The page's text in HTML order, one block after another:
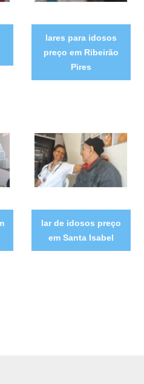
lares para idosos
preço em Ribeirão
Pires
lar de idosos preço
em Santa Isabel